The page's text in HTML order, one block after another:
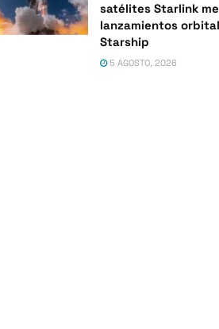
satélites Starlink
lanzamientos
Starship
5 AGOSTO, 2026